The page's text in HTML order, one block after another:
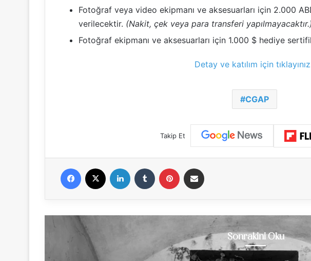
Fotoğraf veya video ekipmanı ve aksesuarları için 2.000
verilecektir. (Nakit, çek veya para transferi
Fotoğraf ekipmanı ve aksesuarları için 1.000 $ hediye
Detay ve katılım için
CGAP
Takip Et
Facebook LinkedIn Tumblr Pinterest
Sonrakini Oku